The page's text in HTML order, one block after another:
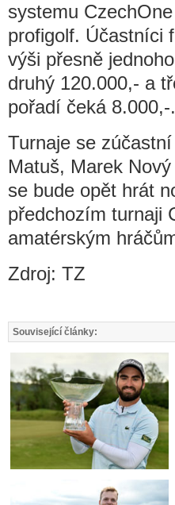
systemu
profigolf. Účastníci
výši přesně
druhý 120.000,- a
pořadí čeká 8.000,-.
Turnaje se
Matuš, Marek
se bude opět hrát
předchozím turnaji
amatérským
Zdroj: TZ
Související články: